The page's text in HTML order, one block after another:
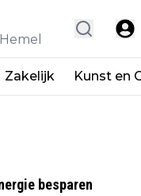
Zakelijk Kunst en
besparen